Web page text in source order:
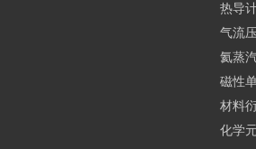
热导
气流
氦蒸
磁性
材料
化学